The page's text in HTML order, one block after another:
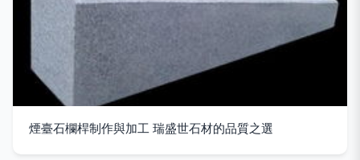
煙臺石欄桿制作與加工 瑞盛世石材的品質之選